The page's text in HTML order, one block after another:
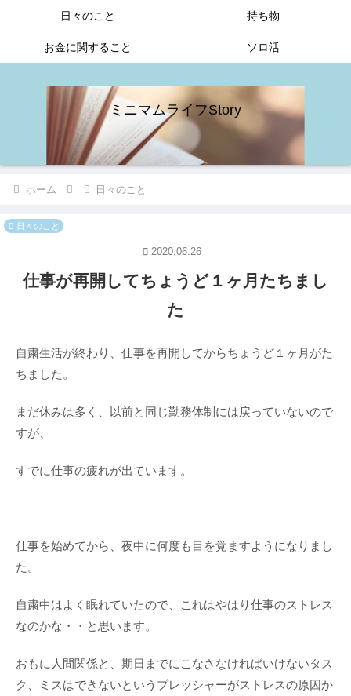
ミニマムライフStory
日々のこと 持ち物
お金に関すること ソロ活
ホーム 日々のこと
日々のこと
仕事が再開してちょうど１ヶ月たちまし
た
2020.06.26
自粛生活が終わり、仕事を再開してからちょうど１ヶ月がた
ちました。
まだ休みは多く、以前と同じ勤務体制には戻っていないので
すが、
すでに仕事の疲れが出ています。
仕事を始めてから、夜中に何度も目を覚ますようになりまし
た。
自粛中はよく眠れていたので、これはやはり仕事のストレス
なのかな・・と思います。
おもに人間関係と、期日までにこなさなければいけないタス
ク、ミスはできないというプレッシャーがストレスの原因か